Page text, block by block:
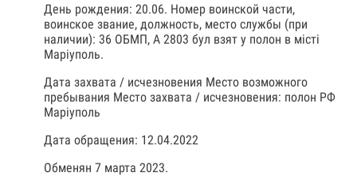
День рождения: 20.06. Номер воинской части,
воинское звание, должность, место службы (при
наличии): 36 ОБМП, А 2803 бул взят у полон в місті
Маріуполь.
Дата захвата / исчезновения Место возможного
пребывания Место захвата / исчезновения: полон РФ
Маріуполь
Дата обращения: 12.04.2022
Обменян 7 марта 2023.